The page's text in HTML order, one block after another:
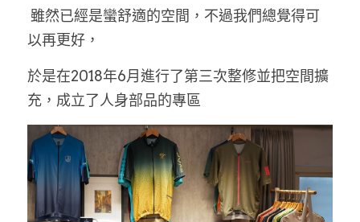
以再更好，
於是在2018年6月進行了第三次整修並把空間擴
充，成立了人身部品的專區